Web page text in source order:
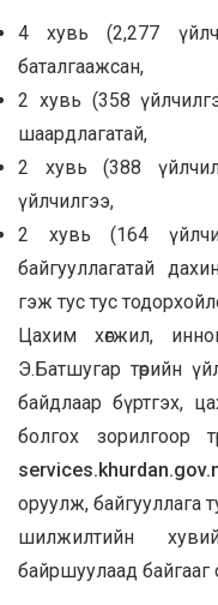
4 хувь (2,277
баталгаажсан,
2 хувь (358
шаардлагатай,
2 хувь (388
үйлчилгээ,
2 хувь (164
байгууллагатай
гэж тус тус
Цахим хөгжил,
Э.Батшугар төрийн
байдлаар бүртгэх,
болгох зорилгоор
оруулж, байгууллага
шилжилтийн
байршуулаад байгааг